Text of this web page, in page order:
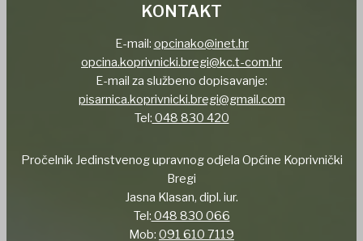
KONTAKT
E-mail: opcinako@inet.hr
opcina.koprivnicki.bregi@kc.t-com.hr
E-mail za službeno dopisavanje:
pisarnica.koprivnicki.bregi@gmail.com
Tel: 048 830 420
Pročelnik Jedinstvenog upravnog odjela Općine Koprivnički
Bregi
Jasna Klasan, dipl. iur.
Tel: 048 830 066
Mob: 091 610 7119